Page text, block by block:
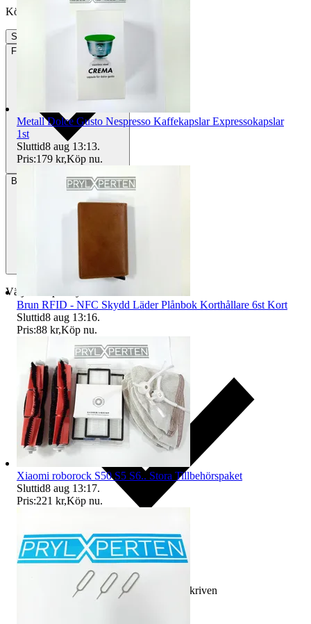
Köpförfrågan är tyvärr inte tillgänglig.
Slutade
24 jun 11:05
Frakt
77 kr PostNord Ombud
Betalning Via Tradera
Välj till köparskydd
Ersättning om varan inte är som beskriven
Metall Dolce Gusto Nespresso Kaffekapslar Expressokapslar
1st
Sluttid8 aug 13:13.
Pris:179 kr,Köp nu.
Brun RFID - NFC Skydd Läder Plånbok Korthållare 6st Kort
Sluttid8 aug 13:16.
Pris:88 kr,Köp nu.
Xiaomi roborock S50 S5 S6.. Stora Tillbehörspaket
Sluttid8 aug 13:17.
Pris:221 kr,Köp nu.